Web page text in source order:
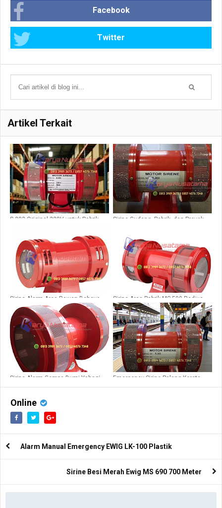
Facebook
Twitter
Artikel Terkait
S-293 Original 220V untuk Pabrik,
Sirine Gudang, Pabrik, dan Proyek
Sirine Alarm Area Rawan Bahaya
Radius 400mtr
Sirine Area Pabrik MS 590 Radius
500mtr
Sirine Alarm Gempa Bumi Yahagi
Emergency Sirine Palang Kereta
Online
Alarm Manual Emergency EWIG LK-100 Plastik
Sirine Besi Merah Ewig MS 690 700 Meter